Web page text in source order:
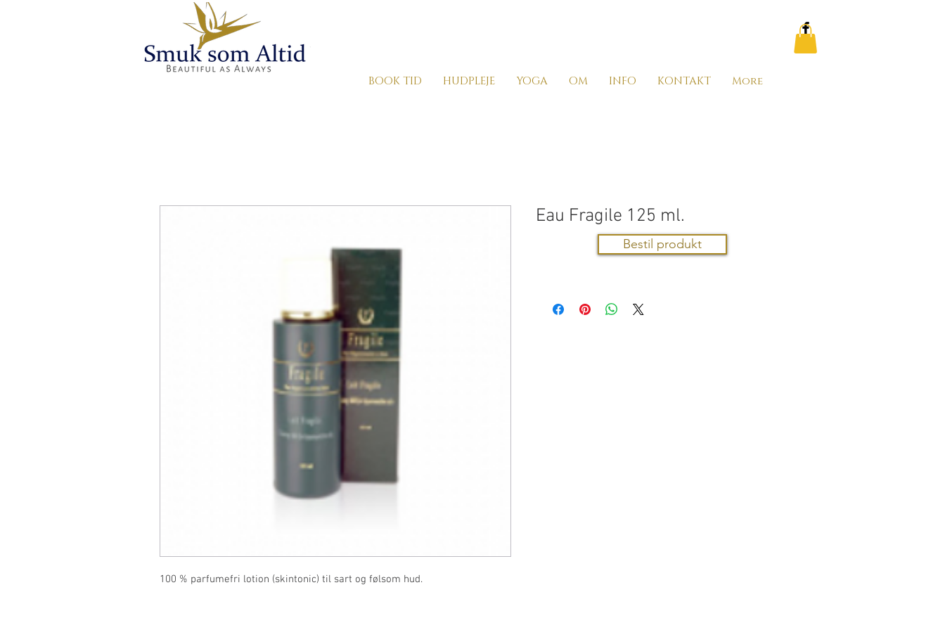
BOOK TID HUDPLEJE YOGA OM INFO KONTAKT More
100 % parfumefri lotion (skintonic) til sart og følsom hud.
Eau Fragile 125 ml.
Bestil produkt